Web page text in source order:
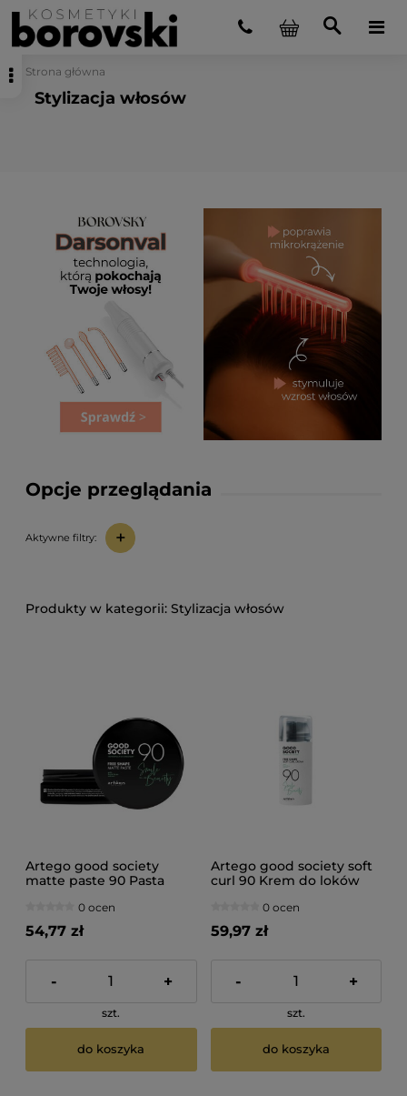
Strona główna
Stylizacja włosów
Opcje przeglądania
Aktywne filtry: +
Stylizacja włosów
Artego good society
matte paste 90 Pasta
matowa 100ml
0 ocen
54,77 zł
- +
szt.
do koszyka
Artego good society soft
curl 90 Krem do loków
0 ocen
59,97 zł
- +
szt.
do koszyka